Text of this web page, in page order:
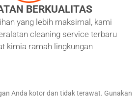
BERKUALITAS
yang lebih maksimal, kami
cleaning service terbaru
kimia ramah lingkungan
Anda kotor dan tidak terawat. Gunakan